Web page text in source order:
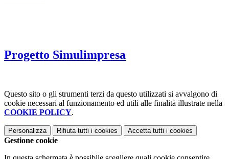
Progetto Simulimpresa
Questo sito o gli strumenti terzi da questo utilizzati si avvalgono di
cookie necessari al funzionamento ed utili alle finalità illustrate nella
COOKIE POLICY.
Personalizza Rifiuta tutti i cookies Accetta tutti i cookies
Gestione cookie